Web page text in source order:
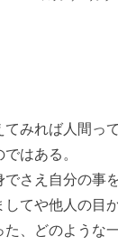
みれば人間っ
はある。
でさえ自分の事
してや他人の目
た、どのような